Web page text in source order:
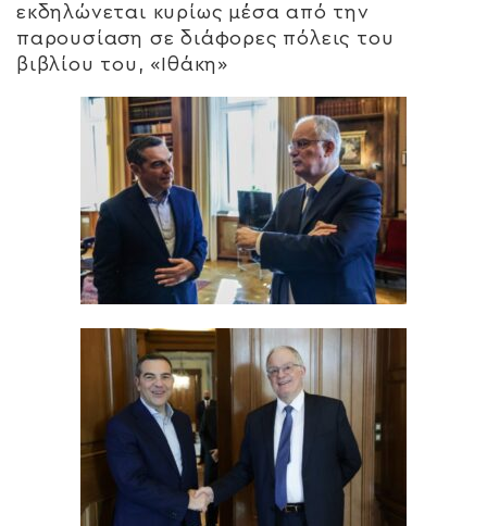
εκδηλώνεται κυρίως μέσα από την
παρουσίαση σε διάφορες πόλεις του
βιβλίου του, «Ιθάκη»